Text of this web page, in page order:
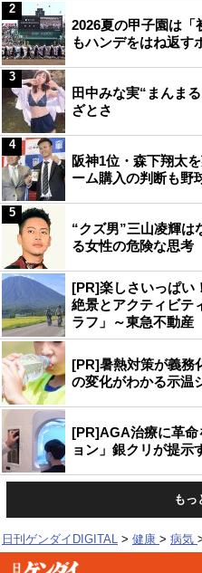
2026夏の甲子園は「
もハンデをはね返す
2
田中みな実“まんま
ざとさ
3
阪神1位・森下翔太
ーム購入の判断も野
4
“クズ男”三山凌輝は
る女性の危険な思考
5
[PR]楽しさいっぱい
絶景とアクティビテ
ラフ」～東急不動産
[PR]暑熱対策が義務
の変化がわかる示温
[PR]AGA治療に革命
ョン」銀クリが提示
もっ
日刊ゲンダイDIGITAL 健康 病気